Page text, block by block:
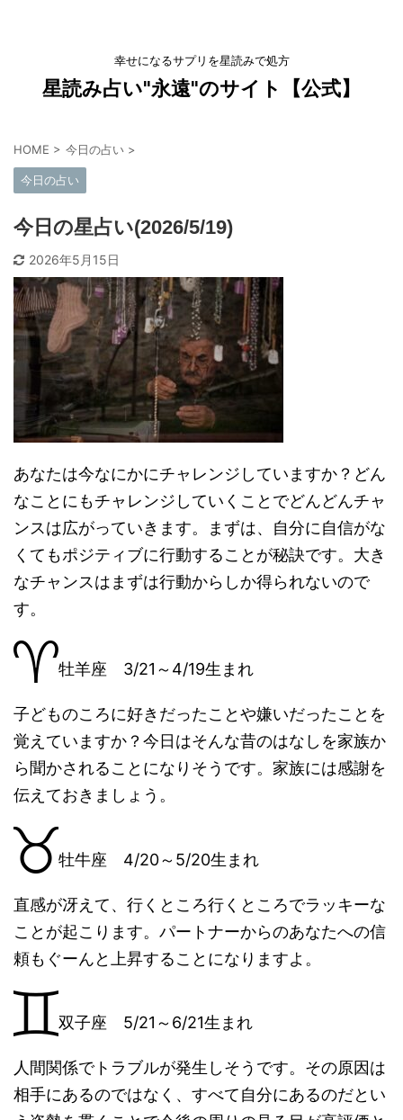
幸せになるサプリを星読みで処方
星読み占い"永遠"のサイト【公式】
HOME > 今日の占い >
今日の占い
今日の星占い(2026/5/19)
2026年5月15日
あなたは今なにかにチャレンジしていますか？どん
なことにもチャレンジしていくことでどんどんチャ
ンスは広がっていきます。まずは、自分に自信がな
くてもポジティブに行動することが秘訣です。大き
なチャンスはまずは行動からしか得られないので
す。
牡羊座 3/21～4/19生まれ
子どものころに好きだったことや嫌いだったことを
覚えていますか？今日はそんな昔のはなしを家族か
ら聞かされることになりそうです。家族には感謝を
伝えておきましょう。
牡牛座 4/20～5/20生まれ
直感が冴えて、行くところ行くところでラッキーな
ことが起こります。パートナーからのあなたへの信
頼もぐーんと上昇することになりますよ。
双子座 5/21～6/21生まれ
人間関係でトラブルが発生しそうです。その原因は
相手にあるのではなく、すべて自分にあるのだとい